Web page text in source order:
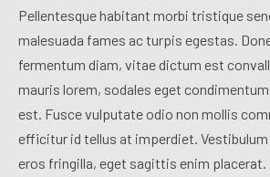
Pellentesque habitant morbi tristique
malesuada fames ac turpis egestas.
fermentum diam, vitae dictum est
mauris lorem, sodales eget
est. Fusce vulputate odio non mollis
efficitur id tellus at imperdiet.
eros fringilla, eget sagittis enim placerat.